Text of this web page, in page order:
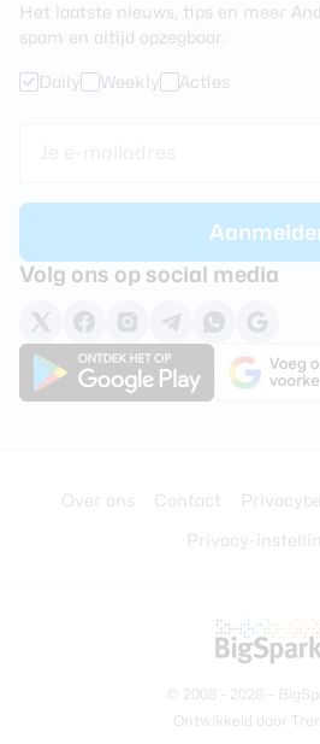
Het laatste nieuws, tips en meer
spam en altijd opzegbaar.
Daily Weekly Acties
Volg ons op social media
© 2008 - 2026 –
Ontwikkeld door
Over ons Contact
Privacy-